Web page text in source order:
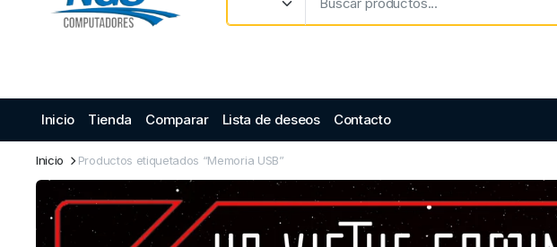
Inicio Tienda Comparar Lista de deseos Contacto
Inicio Productos etiquetados “Memoria USB”